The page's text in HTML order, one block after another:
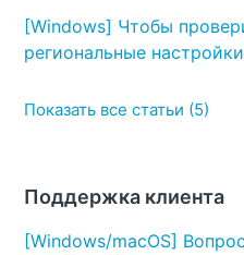
[Windows] Чтобы
региональные настройки
Показать все статьи (5)
Поддержка клиента
[Windows/macOS]